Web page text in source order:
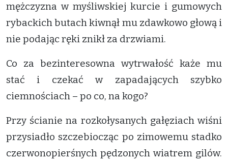
mężczyzna w myśliwskiej kurcie i gumowych
rybackich butach kiwnął mu zdawkowo głową i
nie podając ręki znikł za drzwiami.
Co za bezinteresowna wytrwałość każe mu
stać i czekać w zapadających szybko
ciemnościach – po co, na kogo?
Przy ścianie na rozkołysanych gałęziach wiśni
przysiadło szczebiocząc po zimowemu stadko
czerwonopierśnych pędzonych wiatrem gilów.